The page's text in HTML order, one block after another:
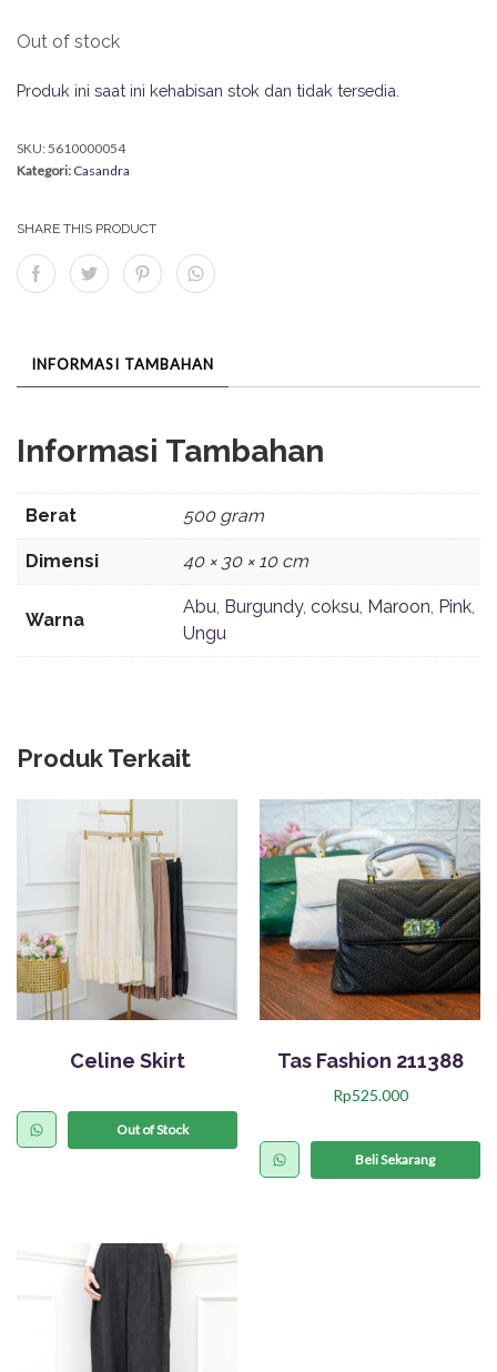
Out of stock
Produk ini saat ini kehabisan stok dan tidak tersedia.
SKU:5610000054
Kategori: Casandra
SHARE THIS PRODUCT
INFORMASI TAMBAHAN
Informasi Tambahan
Berat 500 gram
Dimensi 40 × 30 × 10 cm
Warna
Abu, Burgundy, coksu, Maroon, Pink,
Ungu
Produk Terkait
Celine Skirt
Out of Stock
Tas Fashion 211388
Rp525.000
Beli Sekarang